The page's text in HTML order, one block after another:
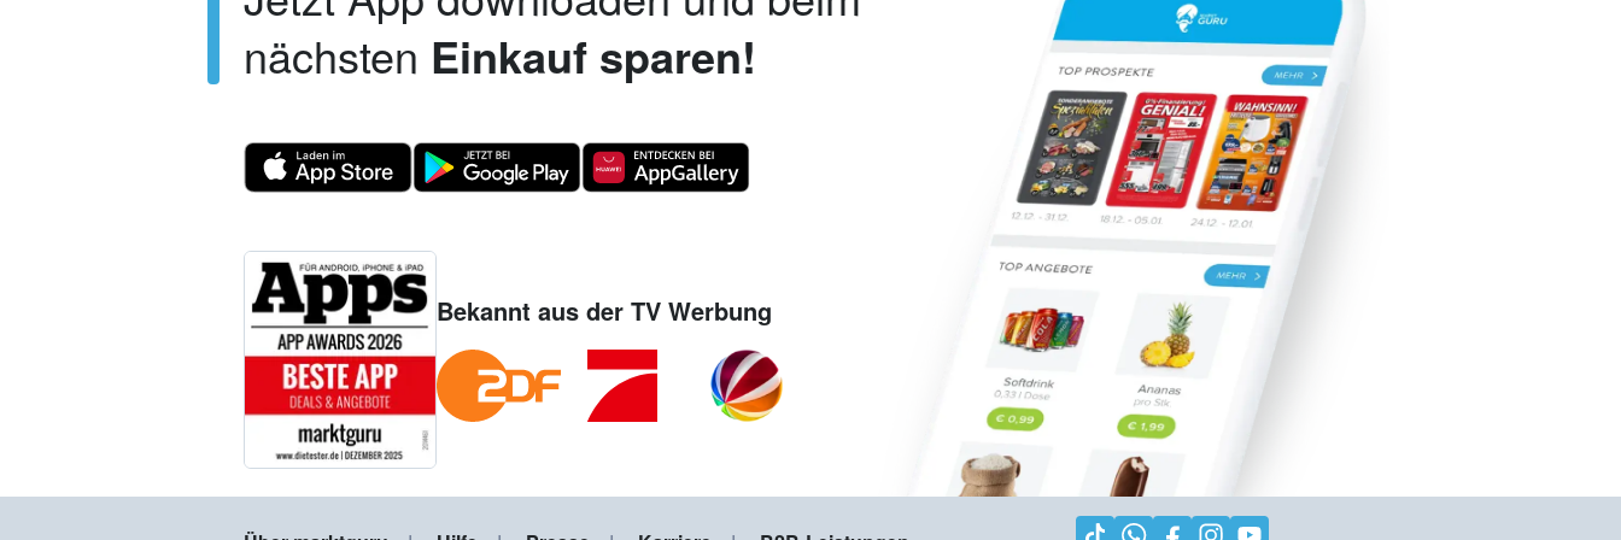
nächsten Einkauf sparen!
Bekannt aus der TV Werbung